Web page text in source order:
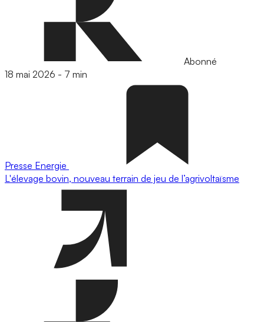
Abonné
18 mai 2026 - 7 min
Presse Energie
L'élevage bovin, nouveau terrain de jeu de l’agrivoltaïsme